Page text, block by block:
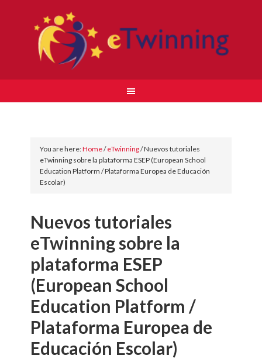
You are here:Home/eTwinning/Nuevos tutoriales
eTwinning sobre la plataforma ESEP (European School
Education Platform / Plataforma Europea de Educación
Escolar)
Nuevos tutoriales
eTwinning sobre la
plataforma ESEP
(European School
Education Platform /
Plataforma Europea de
Educación Escolar)